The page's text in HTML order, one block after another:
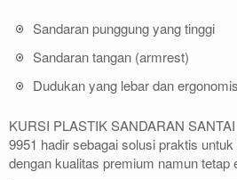
Sandaran punggung yang tinggi
Sandaran tangan (armrest)
Dudukan yang lebar dan ergonomis
KURSI PLASTIK SANDARAN
9951 hadir sebagai solusi praktis
dengan kualitas premium namun tetap